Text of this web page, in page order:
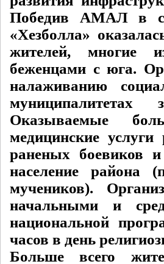
Победив АМАЛ в
«Хезболла»
жителей, многие
беженцами с юга.
налаживанию
муниципалитетах
Оказываемые
медицинские
раненых боевиков
население района
мучеников).
начальными и
национальной
часов в день
Больше всего